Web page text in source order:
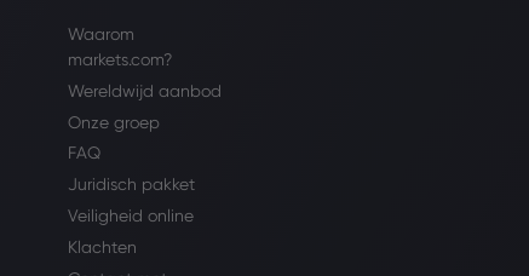
Waarom
markets.com?
Wereldwijd aanbod
Onze groep
FAQ
Juridisch pakket
Veiligheid online
Klachten